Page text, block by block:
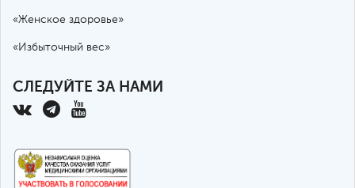
«Женское здоровье»
«Избыточный вес»
СЛЕДУЙТЕ ЗА НАМИ